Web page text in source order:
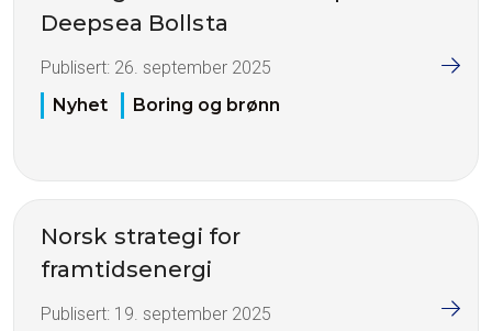
Deepsea Bollsta
Publisert: 26. september 2025
Nyhet
Boring og brønn
Norsk strategi for
framtidsenergi
Publisert: 19. september 2025